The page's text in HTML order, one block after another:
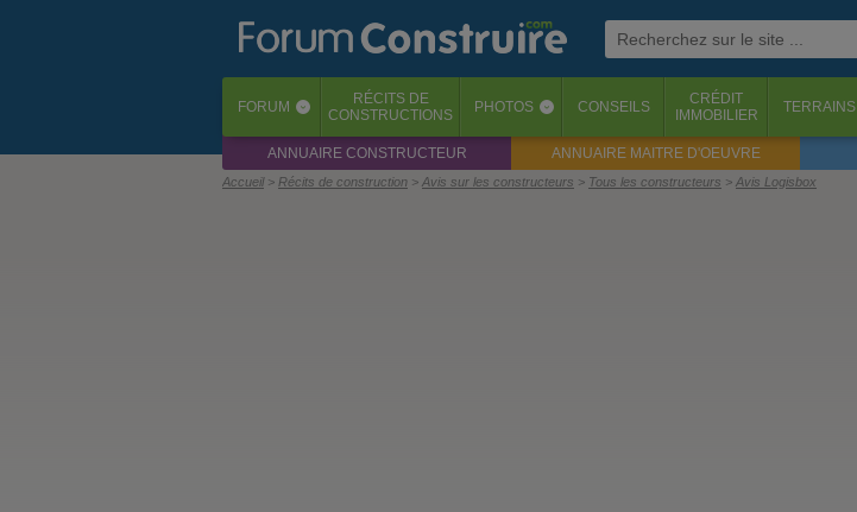
FORUM ‹ RÉCITS DE
CONSTRUCTIONS
PHOTOS ‹ CONSEILS
CRÉDIT
IMMOBILIER
TERRAINS
ANNUAIRE CONSTRUCTEUR ANNUAIRE MAITRE D'OEUVRE
Accueil Récits de construction Avis sur les constructeurs Tous les constructeurs Avis Logisbox